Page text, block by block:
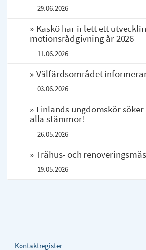
29.06.2026
Kaskö har inlett ett
motionsrådgivning år 2026
11.06.2026
Välfärdsområdet
03.06.2026
Finlands ungdomskör
alla stämmor!
26.05.2026
Trähus- och
19.05.2026
Kontaktregister